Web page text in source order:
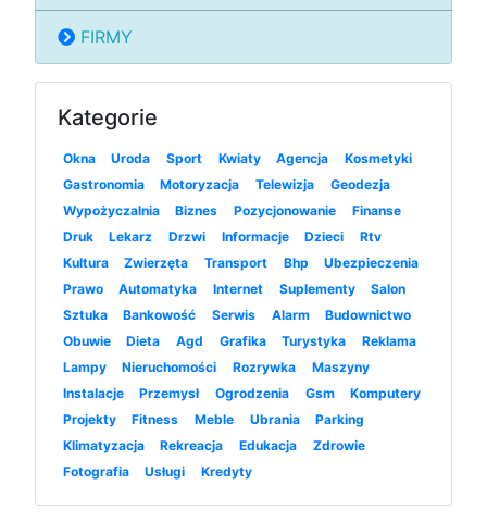
FIRMY
Kategorie
Okna Uroda Sport Kwiaty Agencja
Kosmetyki
Gastronomia
Motoryzacja Telewizja
Geodezja
Wypożyczalnia
Biznes Pozycjonowanie
Finanse
Druk
Lekarz Drzwi Informacje Dzieci
Rtv
Kultura
Zwierzęta Transport Bhp
Ubezpieczenia
Prawo
Automatyka Internet Suplementy
Salon
Sztuka
Bankowość Serwis Alarm
Budownictwo
Obuwie
Dieta Agd Grafika Turystyka
Reklama
Lampy
Nieruchomości Rozrywka
Maszyny
Instalacje
Przemysł Ogrodzenia Gsm
Komputery
Projekty
Fitness Meble Ubrania
Parking
Klimatyzacja
Rekreacja Edukacja
Zdrowie
Fotografia
Usługi Kredyty